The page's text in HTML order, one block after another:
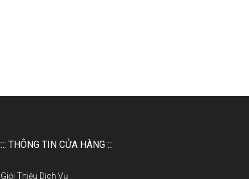
::: THÔNG TIN CỬA HÀNG :::
Giới Thiệu Dịch Vụ